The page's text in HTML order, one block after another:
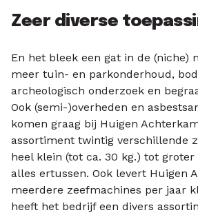
Zeer diverse
En het bleek een gat in de (niche)
meer tuin- en parkonderhoud,
archeologisch onderzoek en
Ook (semi-)overheden en
komen graag bij Huigen
assortiment twintig verschillende
heel klein (tot ca. 30 kg.) tot groter
alles ertussen. Ook levert Huigen
meerdere zeefmachines per jaar
heeft het bedrijf een divers